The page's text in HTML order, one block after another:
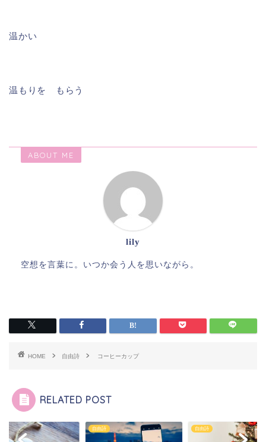
温かい
温もりを もらう
ABOUT ME
lily
空想を言葉に。いつか会う人を思いながら。
HOME 自由詩 コーヒーカップ
RELATED POST
自由詩 自由詩